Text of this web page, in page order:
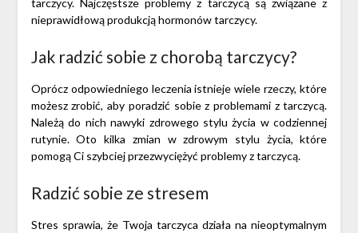
nieprawidłową produkcją hormonów tarczycy.
Jak radzić sobie z chorobą tarczycy?
Oprócz odpowiedniego leczenia istnieje wiele rzeczy, które
możesz zrobić, aby poradzić sobie z problemami z tarczycą.
Należą do nich nawyki zdrowego stylu życia w codziennej
rutynie. Oto kilka zmian w zdrowym stylu życia, które
pomogą Ci szybciej przezwyciężyć problemy z tarczycą.
Radzić sobie ze stresem
Stres sprawia, że ​​Twoja tarczyca działa na nieoptymalnym